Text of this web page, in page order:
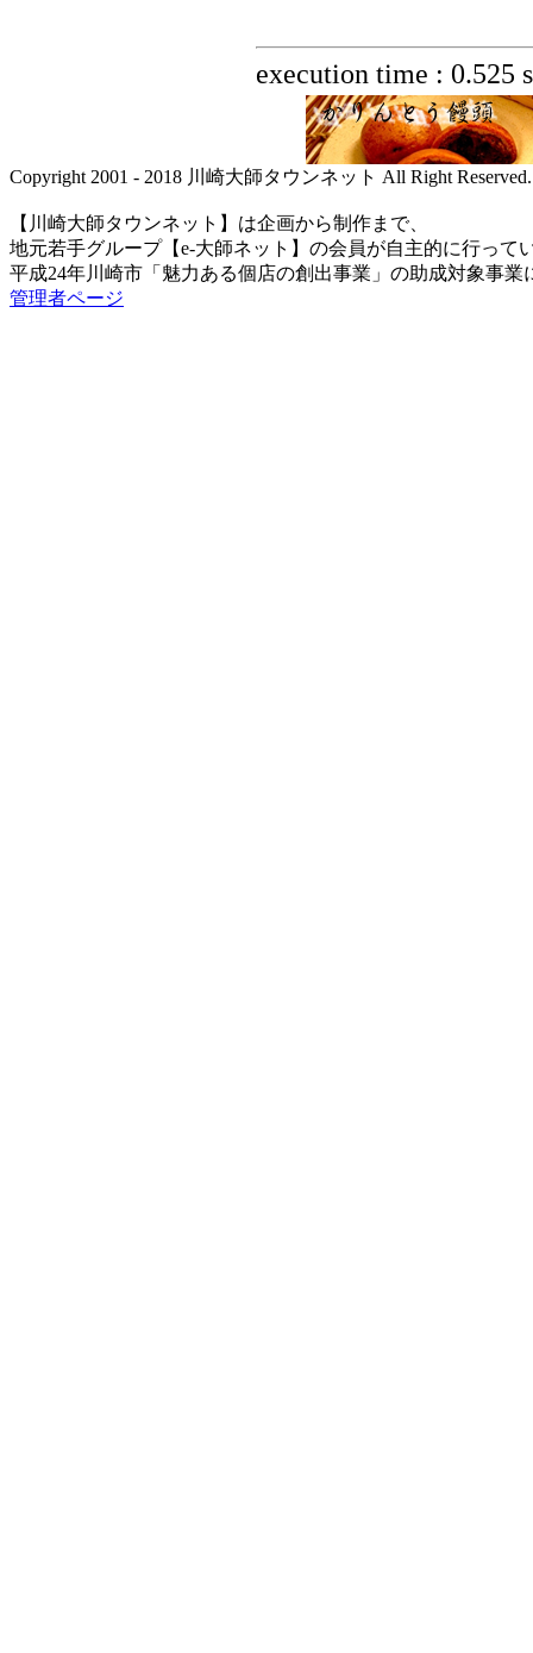
execution time : 0.525
Copyright 2001 - 2018 川崎大師タウンネット All Right Reserved.
【川崎大師タウンネット】は企画から制作まで、
地元若手グループ【e-大師ネット】の会員が自主的に行って
平成24年川崎市「魅力ある個店の創出事業」の助成対象事業
管理者ページ